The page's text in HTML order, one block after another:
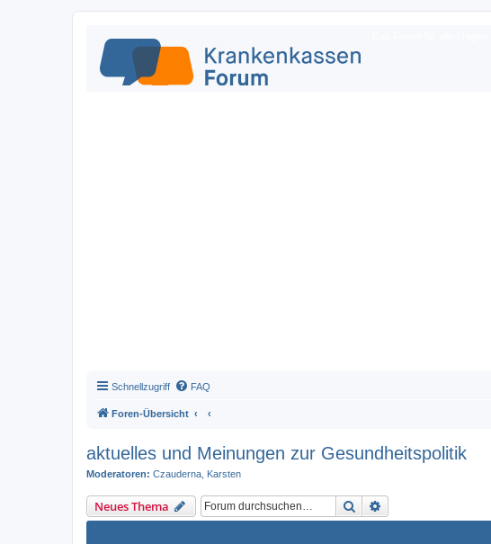
Schnellzugriff FAQ
Foren-Übersicht
aktuelles und Meinungen zur Gesundheitspolitik
Moderatoren: Czauderna Karsten
Neues Thema Suche